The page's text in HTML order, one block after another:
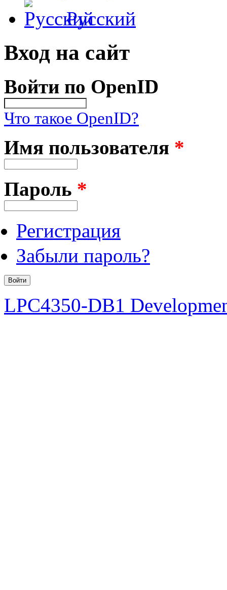
Русский
Вход на сайт
Войти по OpenID
Что такое OpenID?
Имя пользователя *
Пароль *
Регистрация
Забыли пароль?
LPC4350-DB1